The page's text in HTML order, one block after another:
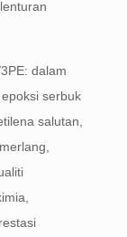
dalam
serbuk
salutan,